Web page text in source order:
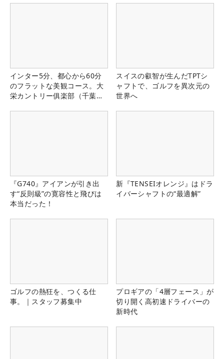
インター5分、都心から60分
のフラットな美観コース。大
栄カントリー俱楽部（千葉
スイスの叡智が生んだTPTシ
ャフトで、ゴルフを異次元の
世界へ
『G740』アイアンが引き出
す“反則級”の寛容性と飛びは
本当だった！
新『TENSEIオレンジ』はドラ
イバーシャフトの“最適解”
ゴルフの熱狂を、つくる仕
事。｜スタッフ募集中
プロギアの「4層フェース」が
切り開く高初速ドライバーの
新時代